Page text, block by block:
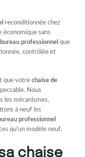
reconditionnée chez
économique sans
professionnel que
contrôlée et
que votrechaise de
Nous
les mécanismes,
à neuf les
professionnel
qu'un modèle neuf.
chaise